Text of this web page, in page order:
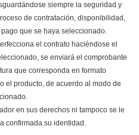
siempre la seguridad y
de contratación, disponibilidad,
que se haya seleccionado.
el contrato haciéndose el
se enviará el comprobante
que corresponda en formato
el producto, de acuerdo al modo de
en sus derechos ni tampoco se le
confirmada su identidad.